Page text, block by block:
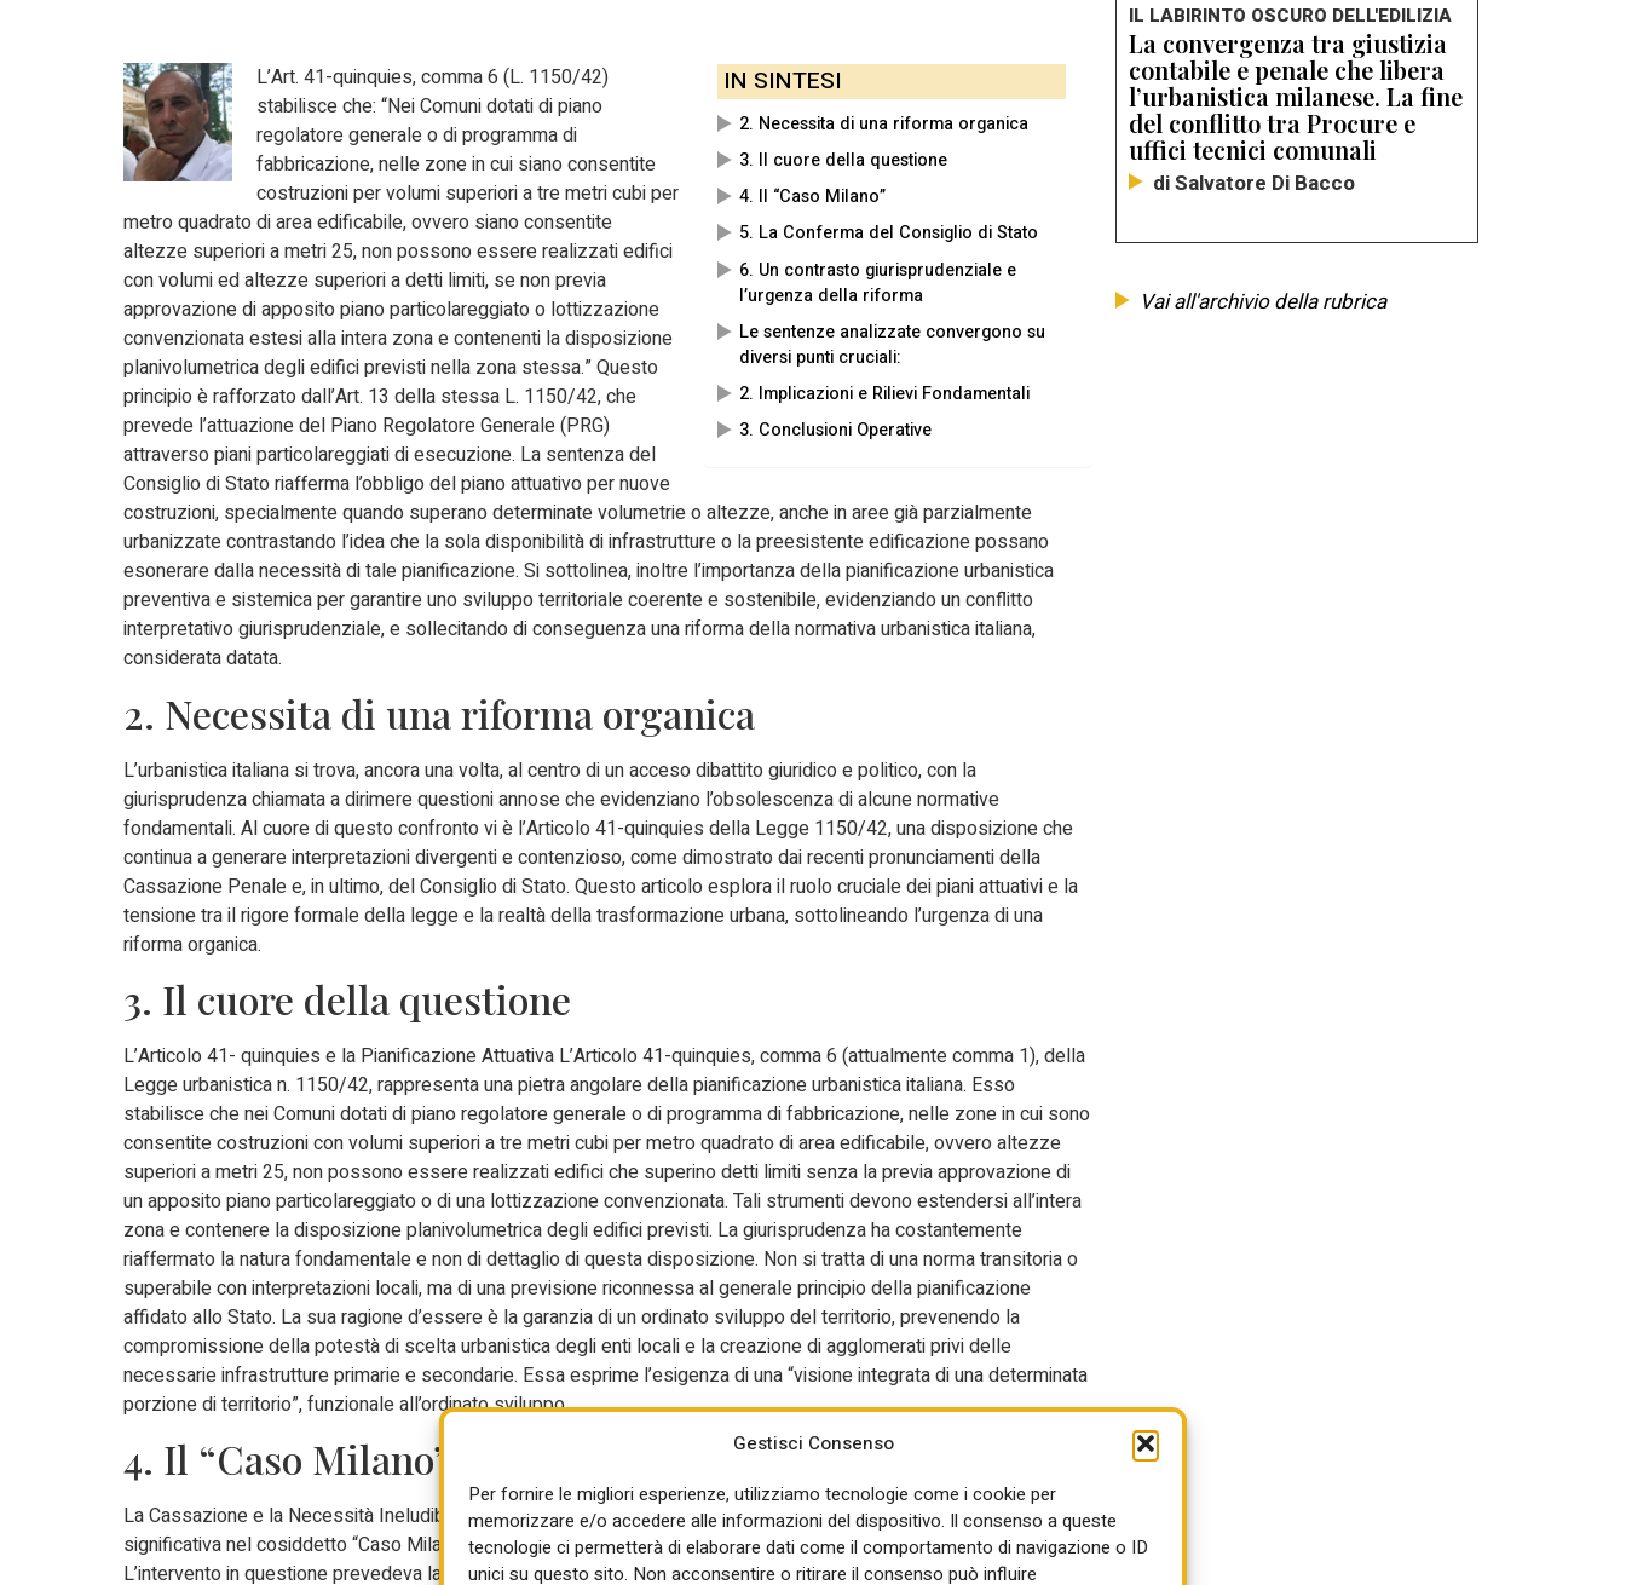
Gestisci Consenso
Per fornire le migliori esperienze, utilizziamo tecnologie come i cookie per
memorizzare e/o accedere alle informazioni del dispositivo. Il consenso a queste
tecnologie ci permetterà di elaborare dati come il comportamento di navigazione o ID
unici su questo sito. Non acconsentire o ritirare il consenso può influire
IN SINTESI
2. Necessita di una riforma organica
3. Il cuore della questione
4. Il “Caso Milano”
5. La Conferma del Consiglio di Stato
6. Un contrasto giurisprudenziale e
l’urgenza della riforma
Le sentenze analizzate convergono su
diversi punti cruciali:
2. Implicazioni e Rilievi Fondamentali
3. Conclusioni Operative
L’Art. 41-quinquies, comma 6 (L. 1150/42)
stabilisce che: “Nei Comuni dotati di piano
regolatore generale o di programma di
fabbricazione, nelle zone in cui siano consentite
costruzioni per volumi superiori a tre metri cubi per
metro quadrato di area edificabile, ovvero siano consentite
altezze superiori a metri 25, non possono essere realizzati edifici
con volumi ed altezze superiori a detti limiti, se non previa
approvazione di apposito piano particolareggiato o lottizzazione
convenzionata estesi alla intera zona e contenenti la disposizione
planivolumetrica degli edifici previsti nella zona stessa.” Questo
principio è rafforzato dall’Art. 13 della stessa L. 1150/42, che
prevede l’attuazione del Piano Regolatore Generale (PRG)
attraverso piani particolareggiati di esecuzione. La sentenza del
Consiglio di Stato riafferma l’obbligo del piano attuativo per nuove
costruzioni, specialmente quando superano determinate volumetrie o altezze, anche in aree già parzialmente
urbanizzate contrastando l’idea che la sola disponibilità di infrastrutture o la preesistente edificazione possano
esonerare dalla necessità di tale pianificazione. Si sottolinea, inoltre l’importanza della pianificazione urbanistica
preventiva e sistemica per garantire uno sviluppo territoriale coerente e sostenibile, evidenziando un conflitto
interpretativo giurisprudenziale, e sollecitando di conseguenza una riforma della normativa urbanistica italiana,
considerata datata.
2. Necessita di una riforma organica
L’urbanistica italiana si trova, ancora una volta, al centro di un acceso dibattito giuridico e politico, con la
giurisprudenza chiamata a dirimere questioni annose che evidenziano l’obsolescenza di alcune normative
fondamentali. Al cuore di questo confronto vi è l’Articolo 41-quinquies della Legge 1150/42, una disposizione che
continua a generare interpretazioni divergenti e contenzioso, come dimostrato dai recenti pronunciamenti della
Cassazione Penale e, in ultimo, del Consiglio di Stato. Questo articolo esplora il ruolo cruciale dei piani attuativi e la
tensione tra il rigore formale della legge e la realtà della trasformazione urbana, sottolineando l’urgenza di una
riforma organica.
3. Il cuore della questione
L’Articolo 41- quinquies e la Pianificazione Attuativa L’Articolo 41-quinquies, comma 6 (attualmente comma 1), della
Legge urbanistica n. 1150/42, rappresenta una pietra angolare della pianificazione urbanistica italiana. Esso
stabilisce che nei Comuni dotati di piano regolatore generale o di programma di fabbricazione, nelle zone in cui sono
consentite costruzioni con volumi superiori a tre metri cubi per metro quadrato di area edificabile, ovvero altezze
superiori a metri 25, non possono essere realizzati edifici che superino detti limiti senza la previa approvazione di
un apposito piano particolareggiato o di una lottizzazione convenzionata. Tali strumenti devono estendersi all’intera
zona e contenere la disposizione planivolumetrica degli edifici previsti. La giurisprudenza ha costantemente
riaffermato la natura fondamentale e non di dettaglio di questa disposizione. Non si tratta di una norma transitoria o
superabile con interpretazioni locali, ma di una previsione riconnessa al generale principio della pianificazione
affidato allo Stato. La sua ragione d’essere è la garanzia di un ordinato sviluppo del territorio, prevenendo la
compromissione della potestà di scelta urbanistica degli enti locali e la creazione di agglomerati privi delle
necessarie infrastrutture primarie e secondarie. Essa esprime l’esigenza di una “visione integrata di una determinata
porzione di territorio”, funzionale all’ordinato sviluppo.
4. Il “Caso Milano”
La Cassazione e la Necessità Ineludibile Il dibattito sull’applicabilità dell’Articolo 41-quinquies ha trovato un’eco
significativa nel cosiddetto “Caso Milano”, che ha coinvolto la società Nexity Milano Parco delle Cave s.r.l..
L’intervento in questione prevedeva la realizzazione di tre torri residenziali con altezze tra i 27 e i 43 metri e un
IL LABIRINTO OSCURO DELL'EDILIZIA
La convergenza tra giustizia
contabile e penale che libera
l’urbanistica milanese. La fine
del conflitto tra Procure e
uffici tecnici comunali
di Salvatore Di Bacco
Vai all'archivio della rubrica